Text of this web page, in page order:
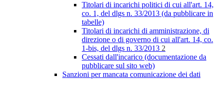
Titolari di incarichi politici di cui all'art. 14,
co. 1, del dlgs n. 33/2013 (da pubblicare in
tabelle)
Titolari di incarichi di amministrazione, di
direzione o di governo di cui all'art. 14, co.
1-bis, del dlgs n. 33/2013 2
Cessati dall'incarico (documentazione da
pubblicare sul sito web)
Sanzioni per mancata comunicazione dei dati